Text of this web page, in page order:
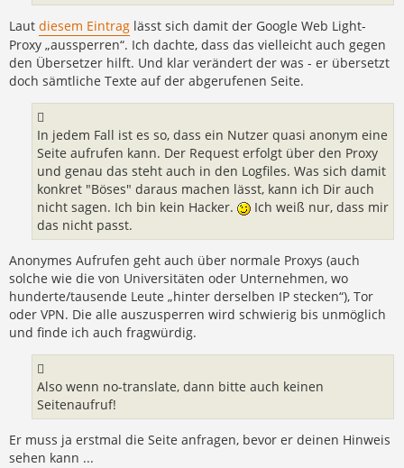
Laut diesem Eintrag lässt sich damit der Google Web Light-
Proxy „aussperren“. Ich dachte, dass das vielleicht auch gegen
den Übersetzer hilft. Und klar verändert der was - er übersetzt
doch sämtliche Texte auf der abgerufenen Seite.
In jedem Fall ist es so, dass ein Nutzer quasi anonym eine
Seite aufrufen kann. Der Request erfolgt über den Proxy
und genau das steht auch in den Logfiles. Was sich damit
konkret "Böses" daraus machen lässt, kann ich Dir auch
nicht sagen. Ich bin kein Hacker.
Ich weiß nur, dass mir
das nicht passt.
Anonymes Aufrufen geht auch über normale Proxys (auch
solche wie die von Universitäten oder Unternehmen, wo
hunderte/tausende Leute „hinter derselben IP stecken“), Tor
oder VPN. Die alle auszusperren wird schwierig bis unmöglich
und finde ich auch fragwürdig.
Also wenn no-translate, dann bitte auch keinen
Seitenaufruf!
Er muss ja erstmal die Seite anfragen, bevor er deinen Hinweis
sehen kann ...